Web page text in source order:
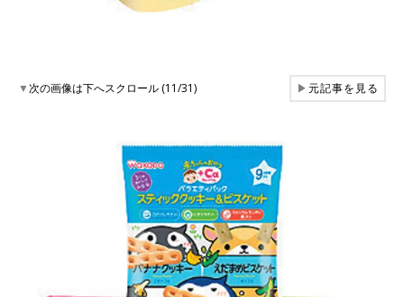
▼次の画像は下へスクロール (11/31) ▶元記事を見る